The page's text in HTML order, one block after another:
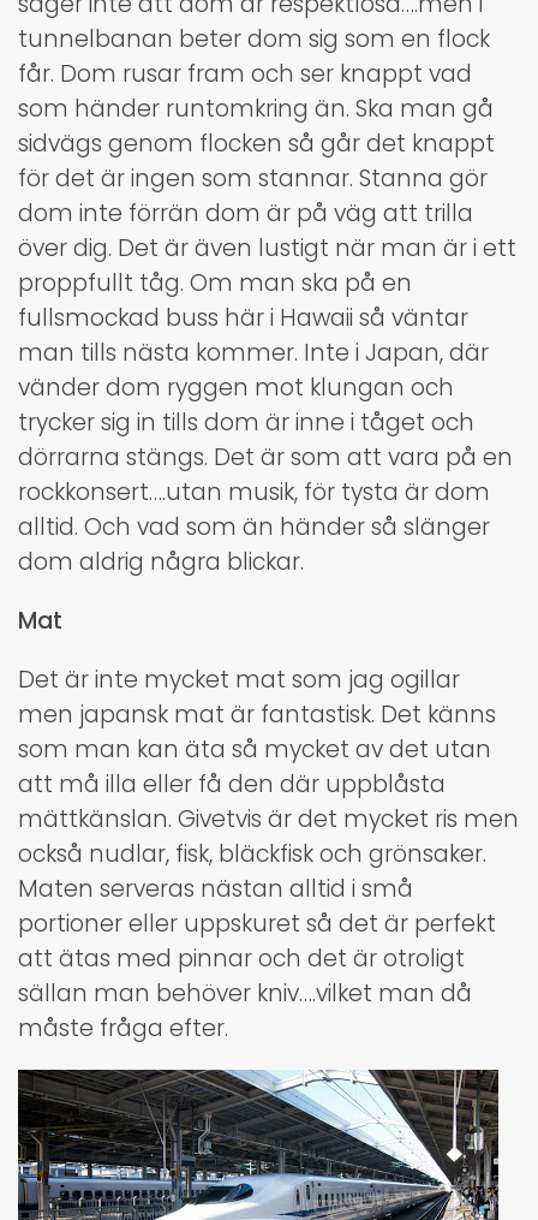
tunnelbanan beter dom sig som en flock
får. Dom rusar fram och ser knappt vad
som händer runtomkring än. Ska man gå
sidvägs genom flocken så går det knappt
för det är ingen som stannar. Stanna gör
dom inte förrän dom är på väg att trilla
över dig. Det är även lustigt när man är i ett
proppfullt tåg. Om man ska på en
fullsmockad buss här i Hawaii så väntar
man tills nästa kommer. Inte i Japan, där
vänder dom ryggen mot klungan och
trycker sig in tills dom är inne i tåget och
dörrarna stängs. Det är som att vara på en
rockkonsert….utan musik, för tysta är dom
alltid. Och vad som än händer så slänger
dom aldrig några blickar.
Mat
Det är inte mycket mat som jag ogillar
men japansk mat är fantastisk. Det känns
som man kan äta så mycket av det utan
att må illa eller få den där uppblåsta
mättkänslan. Givetvis är det mycket ris men
också nudlar, fisk, bläckfisk och grönsaker.
Maten serveras nästan alltid i små
portioner eller uppskuret så det är perfekt
att ätas med pinnar och det är otroligt
sällan man behöver kniv….vilket man då
måste fråga efter.